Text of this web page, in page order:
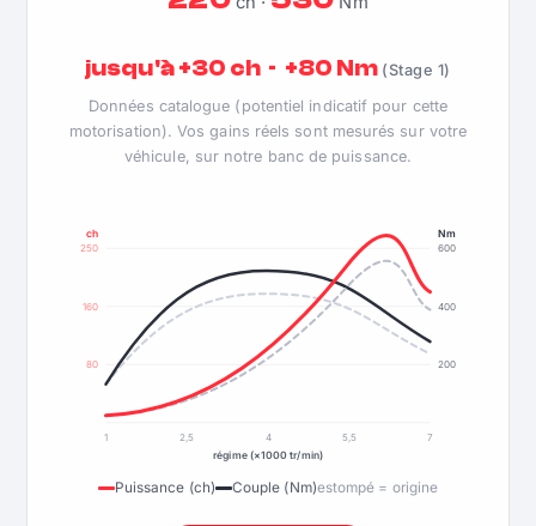
jusqu'à +30 ch · +80 Nm (Stage 1)
Données catalogue (potentiel indicatif pour cette
motorisation). Vos gains réels sont mesurés sur votre
véhicule, sur notre banc de puissance.
80
160
250
200
400
600
ch Nm
1 2,5 4 5,5
7
régime (×1000 tr/min)
Puissance (ch) Couple (Nm)estompé = origine